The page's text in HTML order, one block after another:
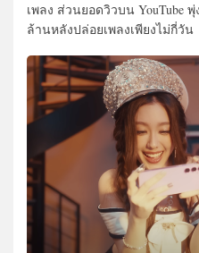
เพลง ส่วนยอดวิวบน YouTube
ล้านหลังปล่อยเพลงเพียงไม่กี่วัน